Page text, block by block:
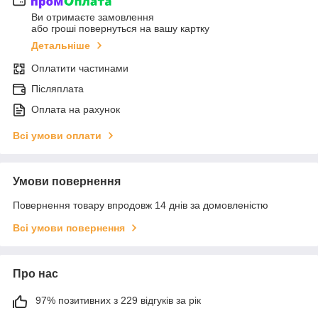
Ви отримаєте замовлення
або гроші повернуться на вашу картку
Детальніше
Оплатити частинами
Післяплата
Оплата на рахунок
Всі умови оплати
Умови повернення
Повернення товару впродовж 14 днів за домовленістю
Всі умови повернення
Про нас
97% позитивних з 229 відгуків за рік